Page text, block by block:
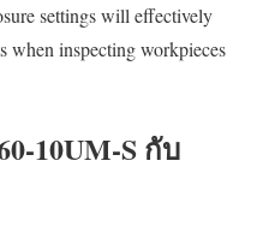
settings will effectively
when inspecting workpieces
10UM-S กับ